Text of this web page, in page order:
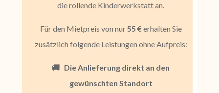
die rollende Kinderwerkstatt an.
Für den Mietpreis von nur55 €erhalten Sie
zusätzlich folgende Leistungen ohne Aufpreis:
🚚 Die Anlieferung direkt an den
gewünschten Standort